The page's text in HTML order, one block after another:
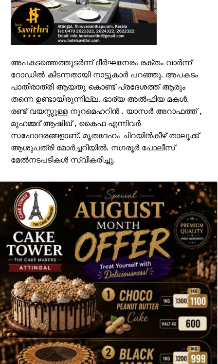
അപകടത്തെത്തുടർന്ന് ദീർഘനേരം രക്തം വാർന്ന്
റോഡിൽ കിടന്നതായി നാട്ടുകാർ പറഞ്ഞു. അപകടം
പാതിരാത്രി ആയതു കൊണ്ട് പ്രദേശത്ത് ആരും
തന്നെ ഉണ്ടായിരുന്നില്ല. ഭാര്യ അൽഫിയ മകൾ.
രണ്ട് വയസ്സുള്ള നൂറമെഹറിൻ . യാസർ അറാഫത്ത് ,
മുഹമ്മദ് ആഷിഖ് , കൈഫ എന്നിവർ
സഹോദരങ്ങളാണ്. മൃതദേഹം ചിറയിൻകീഴ് താലൂക്ക്
ആശുപത്രി മോർച്ചറിയിൽ. നഗരൂർ പോലീസ്
മേൽനടപടികൾ സ്വീകരിച്ചു.